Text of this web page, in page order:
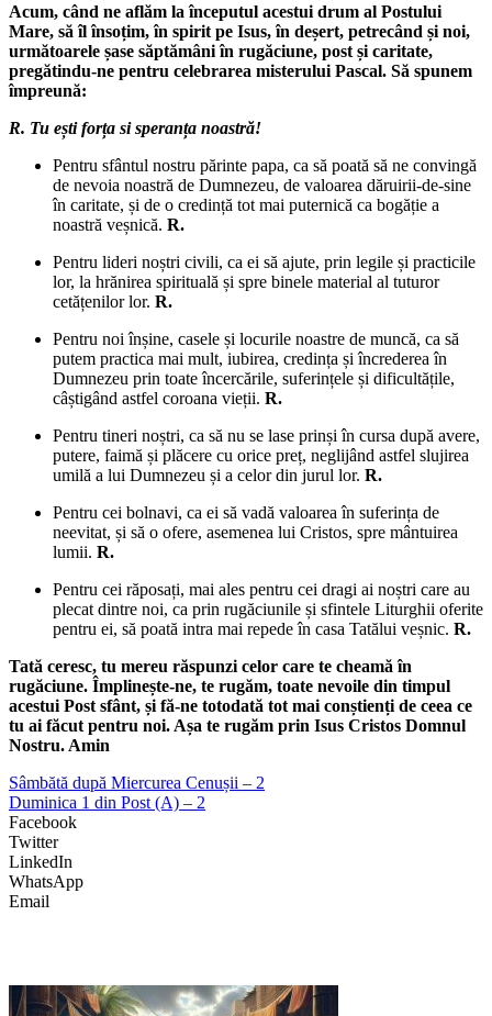
Acum, când ne aflăm la începutul acestui drum al Postului
Mare, să îl însoțim, în spirit pe Isus, în deșert, petrecând și noi,
următoarele șase săptămâni în rugăciune, post și caritate,
pregătindu-ne pentru celebrarea misterului Pascal. Să spunem
împreună:
R. Tu ești forța si speranța noastră!
Pentru sfântul nostru părinte papa, ca să poată să ne convingă
de nevoia noastră de Dumnezeu, de valoarea dăruirii-de-sine
în caritate, și de o credință tot mai puternică ca bogăție a
noastră veșnică. R.
Pentru lideri noștri civili, ca ei să ajute, prin legile și practicile
lor, la hrănirea spirituală și spre binele material al tuturor
cetățenilor lor. R.
Pentru noi înșine, casele și locurile noastre de muncă, ca să
putem practica mai mult, iubirea, credința și încrederea în
Dumnezeu prin toate încercările, suferințele și dificultățile,
câștigând astfel coroana vieții. R.
Pentru tineri noștri, ca să nu se lase prinși în cursa după avere,
putere, faimă și plăcere cu orice preț, neglijând astfel slujirea
umilă a lui Dumnezeu și a celor din jurul lor. R.
Pentru cei bolnavi, ca ei să vadă valoarea în suferința de
neevitat, și să o ofere, asemenea lui Cristos, spre mântuirea
lumii. R.
Pentru cei răposați, mai ales pentru cei dragi ai noștri care au
plecat dintre noi, ca prin rugăciunile și sfintele Liturghii oferite
pentru ei, să poată intra mai repede în casa Tatălui veșnic. R.
Tată ceresc, tu mereu răspunzi celor care te cheamă în
rugăciune. Împlinește-ne, te rugăm, toate nevoile din timpul
acestui Post sfânt, și fă-ne totodată tot mai conștienți de ceea ce
tu ai făcut pentru noi. Așa te rugăm prin Isus Cristos Domnul
Nostru. Amin
Sâmbătă după Miercurea Cenușii – 2
Duminica 1 din Post (A) – 2
Facebook
Twitter
LinkedIn
WhatsApp
Email